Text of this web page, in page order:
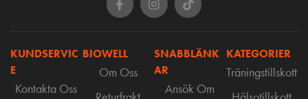
KUNDSERVIC
E
Kontakta Oss
BIOWELL
Om Oss
SNABBLÄNK
AR
Ansök Om
KATEGORIER
Träningstillskott